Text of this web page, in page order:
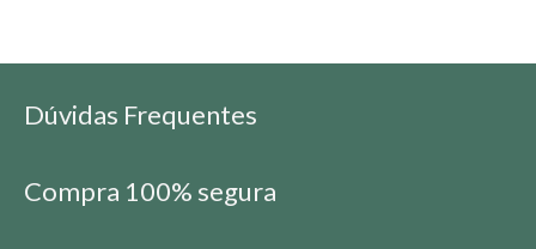
Dúvidas Frequentes
Compra 100% segura